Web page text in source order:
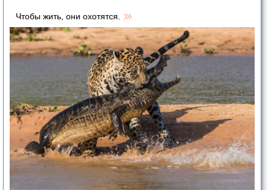
Чтобы жить, они охотятся.